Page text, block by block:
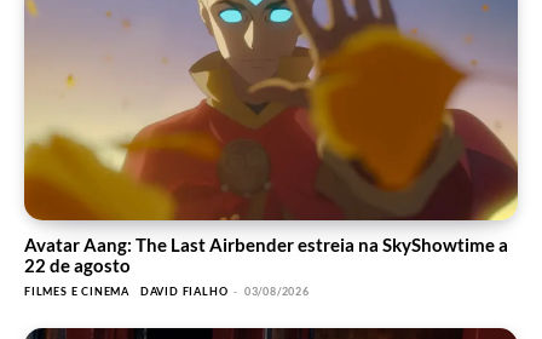
Avatar Aang: The Last Airbender estreia na SkyShowtime a
22 de agosto
FILMES E CINEMA DAVID FIALHO - 03/08/2026